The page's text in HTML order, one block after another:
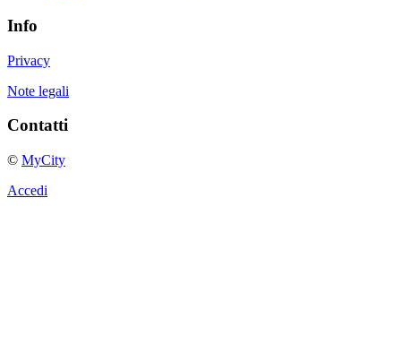
Info
Privacy
Note legali
Contatti
© MyCity
Accedi